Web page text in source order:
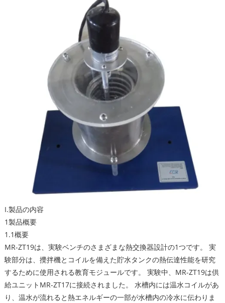
I.製品の内容
1製品概要
1.1概要
MR-ZT19は、実験ベンチのさまざまな熱交換器設計の1つです。 実
験部分は、攪拌機とコイルを備えた貯水タンクの熱伝達性能を研究
するために使用される教育モジュールです。 実験中、MR-ZT19は供
給ユニットMR-ZT17に接続されました。 水槽内には温水コイルがあ
り、温水が流れると熱エネルギーの一部が水槽内の冷水に伝わりま